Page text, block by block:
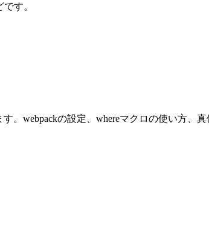
す。
。webpackの設定、whereマクロの使い方、